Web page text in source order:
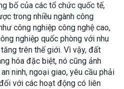
bố của các tổ chức quốc tế,
trong nhiều ngành công
công nghiệp công nghệ cao,
nghiệp quốc phòng với nhu
trên thế giới. Vì vậy, đất
hóa đặc biệt, nó cũng ảnh
ninh, ngoại giao, yêu cầu phải
với các hoạt động có liên